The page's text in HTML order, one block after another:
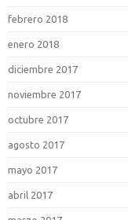
febrero 2018
enero 2018
diciembre 2017
noviembre 2017
octubre 2017
agosto 2017
mayo 2017
abril 2017